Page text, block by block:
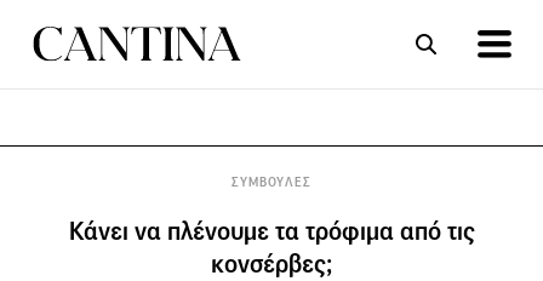
ΣΥΜΒΟΥΛΕΣ
Κάνει να πλένουμε τα τρόφιμα από τις
κονσέρβες;